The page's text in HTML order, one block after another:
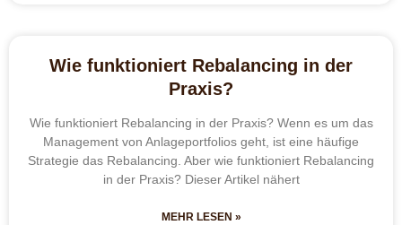
Wie funktioniert Rebalancing in der
Praxis?
Wie funktioniert Rebalancing in der Praxis? Wenn es um das
Management von Anlageportfolios geht, ist eine häufige
Strategie das Rebalancing. Aber wie funktioniert Rebalancing
in der Praxis? Dieser Artikel nähert
MEHR LESEN »